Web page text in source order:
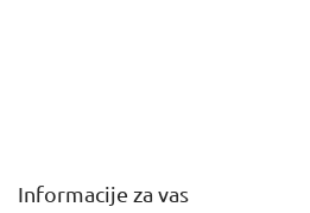
Informacije za vas